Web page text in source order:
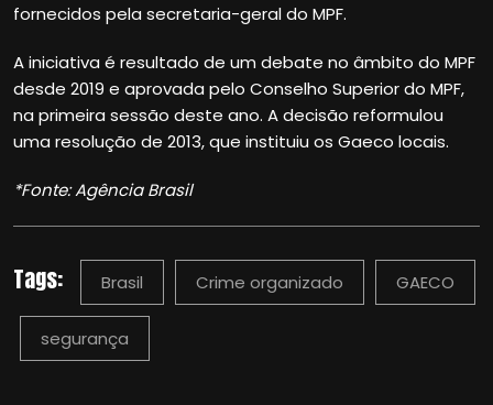
fornecidos pela secretaria-geral do MPF.
A iniciativa é resultado de um debate no âmbito do MPF
desde 2019 e aprovada pelo Conselho Superior do MPF,
na primeira sessão deste ano. A decisão reformulou
uma resolução de 2013, que instituiu os Gaeco locais.
*Fonte: Agência Brasil
Tags: Brasil Crime organizado GAECO
segurança